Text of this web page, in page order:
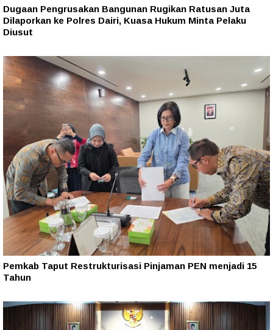
Dugaan Pengrusakan Bangunan Rugikan Ratusan Juta
Dilaporkan ke Polres Dairi, Kuasa Hukum Minta Pelaku
Diusut
Pemkab Taput Restrukturisasi Pinjaman PEN menjadi 15
Tahun‎